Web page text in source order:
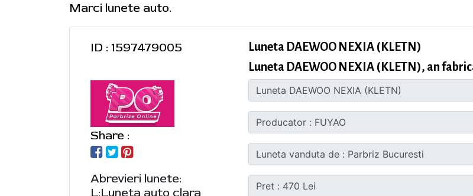
Marci lunete auto.
ID : 1597479005
Share :
Abrevieri lunete:
L:Luneta auto clara
Luneta DAEWOO NEXIA (KLETN)
Luneta DAEWOO NEXIA (KLETN), an